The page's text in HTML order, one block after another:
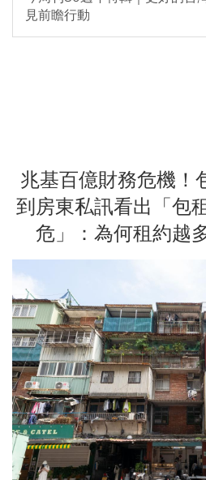
見前瞻行動
兆基百億財務危機！
到房東私訊看出「包
危」：為何租約越